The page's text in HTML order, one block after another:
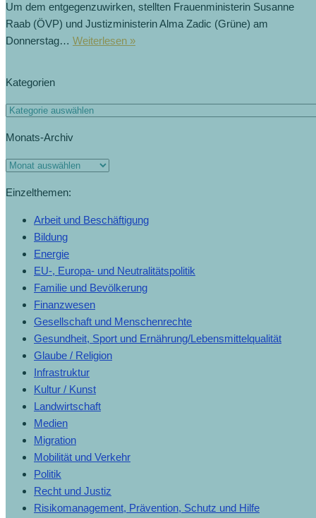
Um dem entgegenzuwirken, stellten Frauenministerin Susanne
Raab (ÖVP) und Justizministerin Alma Zadic (Grüne) am
Donnerstag… Weiterlesen »Maßnahmenpaket
(19.3.2020)
Kategorien
Kategorien
Monats-Archiv
Monats-
Einzelthemen:
Arbeit und Beschäftigung
Bildung
Energie
EU-, Europa- und Neutralitätspolitik
Familie und Bevölkerung
Finanzwesen
Gesellschaft und Menschenrechte
Gesundheit, Sport und Ernährung/Lebensmittelqualität
Glaube / Religion
Infrastruktur
Kultur / Kunst
Landwirtschaft
Medien
Migration
Mobilität und Verkehr
Politik
Recht und Justiz
Risikomanagement, Prävention, Schutz und Hilfe